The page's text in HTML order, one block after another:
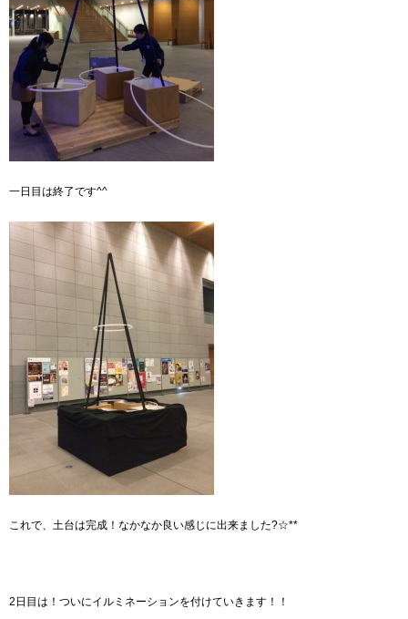
一日目は終了です^^
これで、土台は完成！なかなか良い感じに出来ました?☆**
2日目は！ついにイルミネーションを付けていきます！！